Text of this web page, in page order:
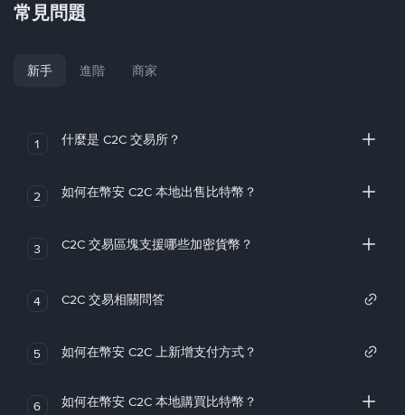
常見問題
新手 進階 商家
1 什麼是 C2C 交易所？
2 如何在幣安 C2C 本地出售比特幣？
3 C2C 交易區塊支援哪些加密貨幣？
4 C2C 交易相關問答
5 如何在幣安 C2C 上新增支付方式？
6 如何在幣安 C2C 本地購買比特幣？